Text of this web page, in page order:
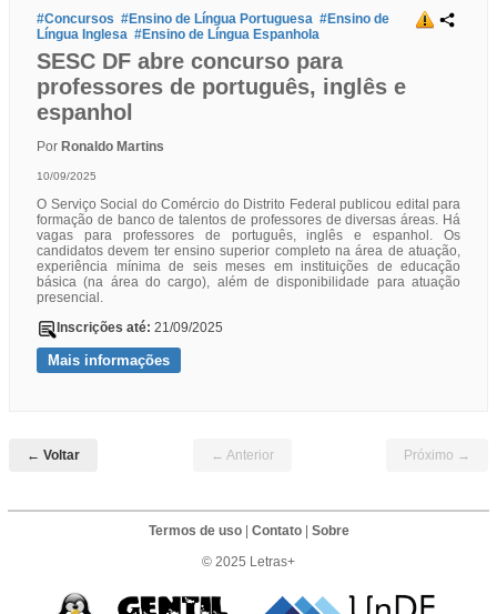
#Concursos #Ensino de Língua Portuguesa #Ensino de
Língua Inglesa #Ensino de Língua Espanhola
SESC DF abre concurso para
professores de português, inglês e
espanhol
Por Ronaldo Martins
10/09/2025
O Serviço Social do Comércio do Distrito Federal publicou edital para
formação de banco de talentos de professores de diversas áreas. Há
vagas para professores de português, inglês e espanhol. Os
candidatos devem ter ensino superior completo na área de atuação,
experiência mínima de seis meses em instituições de educação
básica (na área do cargo), além de disponibilidade para atuação
presencial.
Inscrições até: 21/09/2025
Mais informações
← Voltar ← Anterior Próximo →
Termos de uso| Contato| Sobre
© 2025 Letras+